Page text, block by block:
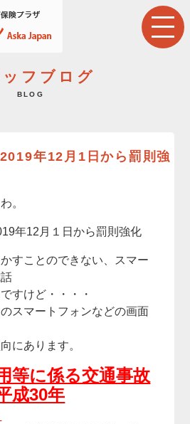
フブログ
BLOG
年12月1日から罰則強
。
年12月１日から罰則強化
すことのできない、スマー
すけど・・・・
スマートフォンなどの画面
にあります。
等に係る交通事故
成30年